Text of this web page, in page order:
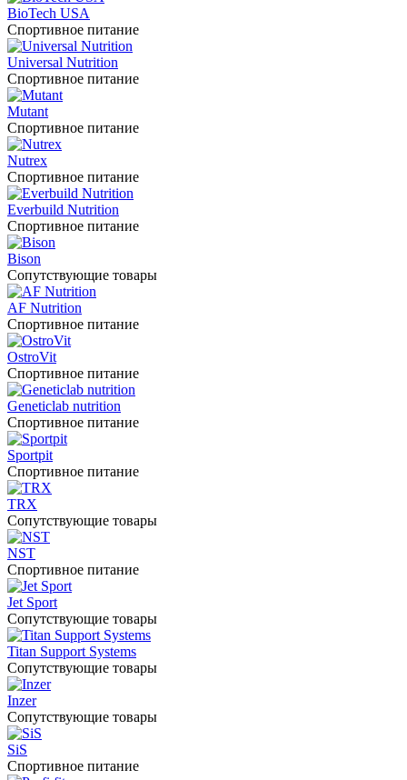
BioTech USA
Спортивное питание
Universal Nutrition
Спортивное питание
Mutant
Спортивное питание
Nutrex
Спортивное питание
Everbuild Nutrition
Спортивное питание
Bison
Сопутствующие товары
AF Nutrition
Спортивное питание
OstroVit
Спортивное питание
Geneticlab nutrition
Спортивное питание
Sportpit
Спортивное питание
TRX
Сопутствующие товары
NST
Спортивное питание
Jet Sport
Сопутствующие товары
Titan Support Systems
Сопутствующие товары
Inzer
Сопутствующие товары
SiS
Спортивное питание